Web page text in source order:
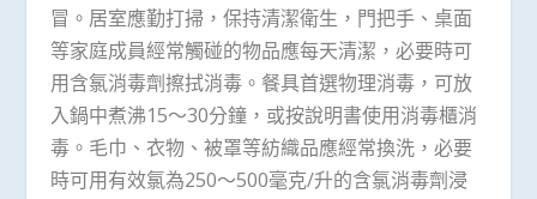
冒。居室應勤打掃，保持清潔衛生，門把手、桌面
等家庭成員經常觸碰的物品應每天清潔，必要時可
用含氯消毒劑擦拭消毒。餐具首選物理消毒，可放
入鍋中煮沸15～30分鐘，或按說明書使用消毒櫃消
毒。毛巾、衣物、被罩等紡織品應經常換洗，必要
時可用有效氯為250～500毫克/升的含氯消毒劑浸